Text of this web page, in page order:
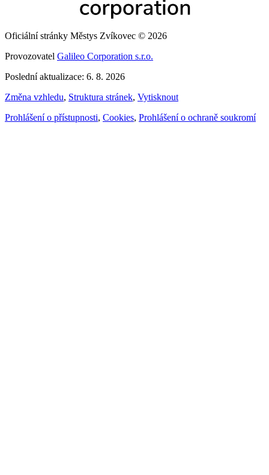
Oficiální stránky Městys Zvíkovec © 2026
Provozovatel Galileo Corporation s.r.o.
Poslední aktualizace: 6. 8. 2026
Změna vzhledu, Struktura stránek, Vytisknout
Prohlášení o přístupnosti, Cookies, Prohlášení o ochraně soukromí